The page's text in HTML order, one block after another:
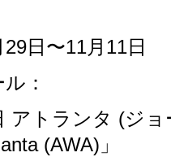
日〜11月11日
：
アトランタ (ジョ
(AWA)」